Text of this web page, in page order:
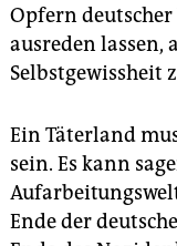
Opfern deutscher
ausreden lassen,
Selbstgewissheit
Ein Täterland
sein. Es kann
Ende der